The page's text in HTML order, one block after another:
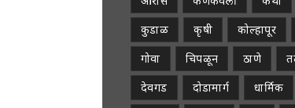
कुडाळ
कृषी कोल्हापूर
गोवा
चिपळून ठाणे
देवगड
दोडामार्ग धार्मिक